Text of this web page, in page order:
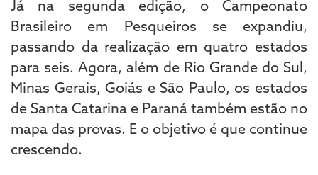
Já na segunda edição, o Campeonato
Brasileiro em Pesqueiros se expandiu,
passando da realização em quatro estados
para seis. Agora, além de Rio Grande do Sul,
Minas Gerais, Goiás e São Paulo, os estados
de Santa Catarina e Paraná também estão no
mapa das provas. E o objetivo é que continue
crescendo.